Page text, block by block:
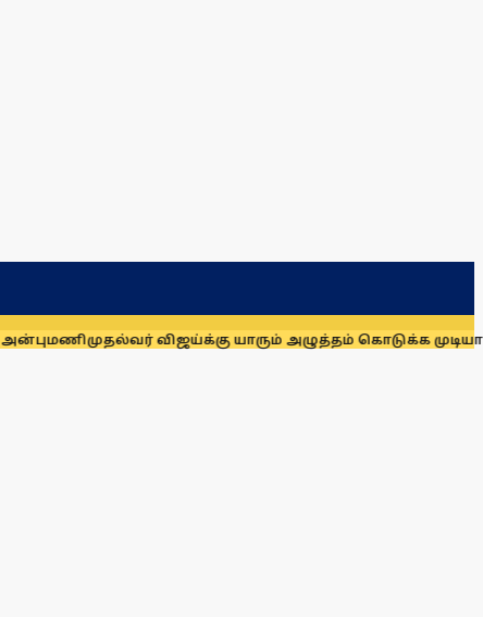
முதல்வர் விஜய்க்கு யாரும் அழுத்தம் கொடுக்க முடியாது: